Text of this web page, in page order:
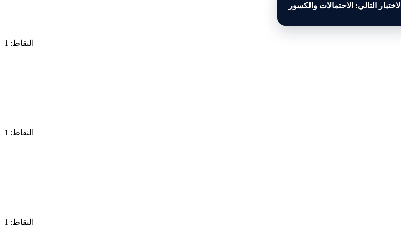
الاختبار التالي: الاحتمالات والكسور
النقاط: 1
النقاط: 1
النقاط: 1